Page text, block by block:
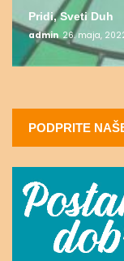
Pridi, Sveti Duh
admin 26. maja,
PODPRITE